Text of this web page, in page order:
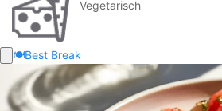
Vegetarisch
🍽️Best Break